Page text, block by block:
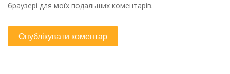
браузері для моїх подальших коментарів.